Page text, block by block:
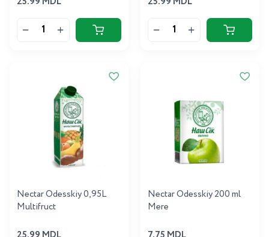
Nectar Odesskiy 0,95L
Multifruct
Nectar Odesskiy 200 ml
Mere